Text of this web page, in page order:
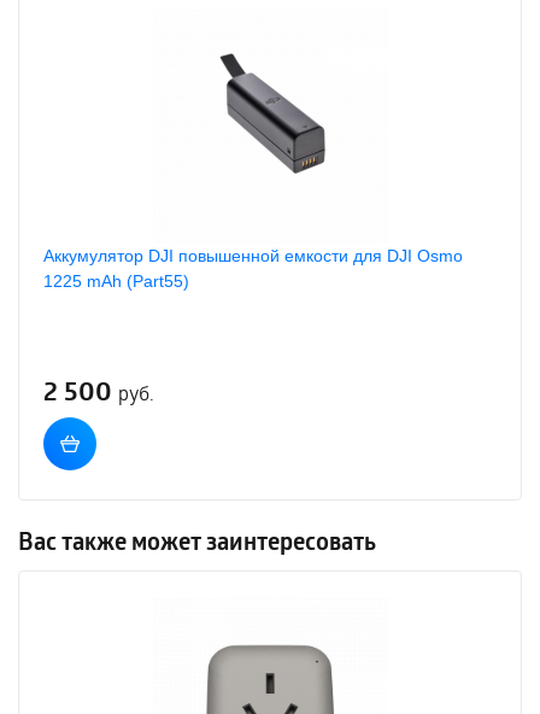
Аккумулятор DJI повышенной емкости для DJI Osmo
1225 mAh (Part55)
2 500 руб.
Вас также может заинтересовать